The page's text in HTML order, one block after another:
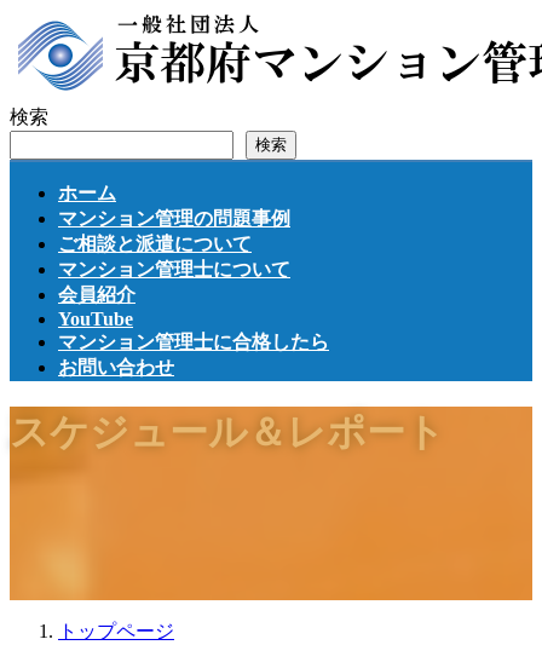
ン
テ
ツ
ビ
ゲ
シ
検索
検索
ホーム
マンション管理の問題事例
ご相談と派遣について
マンション管理士について
会員紹介
YouTube
マンション管理士に合格したら
お問い合わせ
スケジュール＆レポート
トップページ